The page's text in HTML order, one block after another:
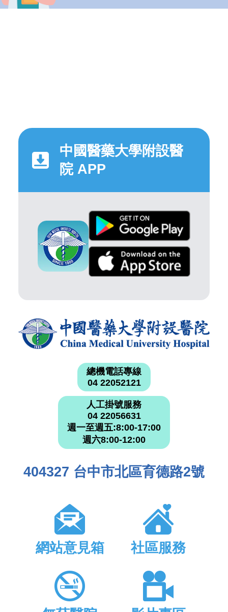
中國醫藥大學附設醫
院 APP
總機電話專線
04 22052121
人工掛號服務
04 22056631
週一至週五:8:00-17:00
週六8:00-12:00
404327 台中市北區育德路2號
網站意見箱 社區服務